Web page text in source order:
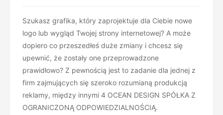
Szukasz grafika, który zaprojektuje dla Ciebie nowe
logo lub wygląd Twojej strony internetowej? A może
dopiero co przeszedłeś duże zmiany i chcesz się
upewnić, że zostały one przeprowadzone
prawidłowo? Z pewnością jest to zadanie dla jednej z
firm zajmujących się szeroko rozumianą produkcją
reklamy, między innymi 4 OCEAN DESIGN SPÓŁKA Z
OGRANICZONĄ ODPOWIEDZIALNOŚCIĄ.